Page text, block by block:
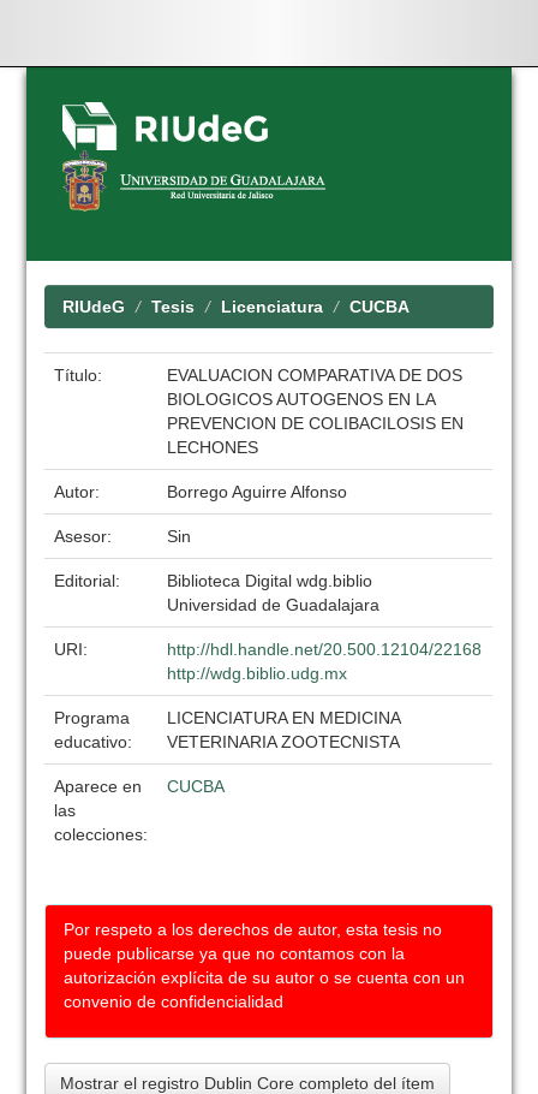
Skip
navigation
RIUdeG Tesis Licenciatura CUCBA
Título:
EVALUACION COMPARATIVA DE DOS
BIOLOGICOS AUTOGENOS EN LA
PREVENCION DE COLIBACILOSIS EN
LECHONES
Autor: Borrego Aguirre Alfonso
Asesor: Sin
Editorial:
Biblioteca Digital wdg.biblio
Universidad de Guadalajara
URI:
http://hdl.handle.net/20.500.12104/22168
http://wdg.biblio.udg.mx
Programa
educativo:
LICENCIATURA EN MEDICINA
VETERINARIA ZOOTECNISTA
Aparece en
las
colecciones:
CUCBA
Por respeto a los derechos de autor, esta tesis no
puede publicarse ya que no contamos con la
autorización explícita de su autor o se cuenta con un
convenio de confidencialidad
Mostrar el registro Dublin Core completo del ítem